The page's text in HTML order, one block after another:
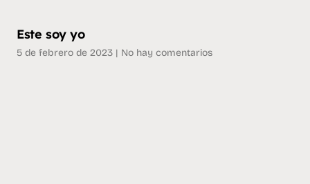
Este soy yo
5 de febrero de 2023 No hay comentarios